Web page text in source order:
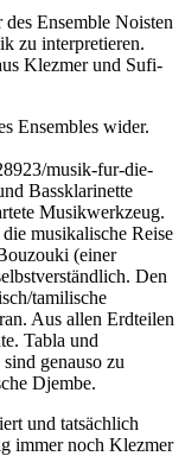
Ensemble Noisten
zu interpretieren.
Klezmer und Sufi-
Ensembles wider.
musik-fur-die-
Bassklarinette
Musikwerkzeug.
musikalische Reise
(einer
Den
tamilische
Aus allen Erdteilen
Tabla und
genauso zu
Djembe.
und tatsächlich
immer noch Klezmer